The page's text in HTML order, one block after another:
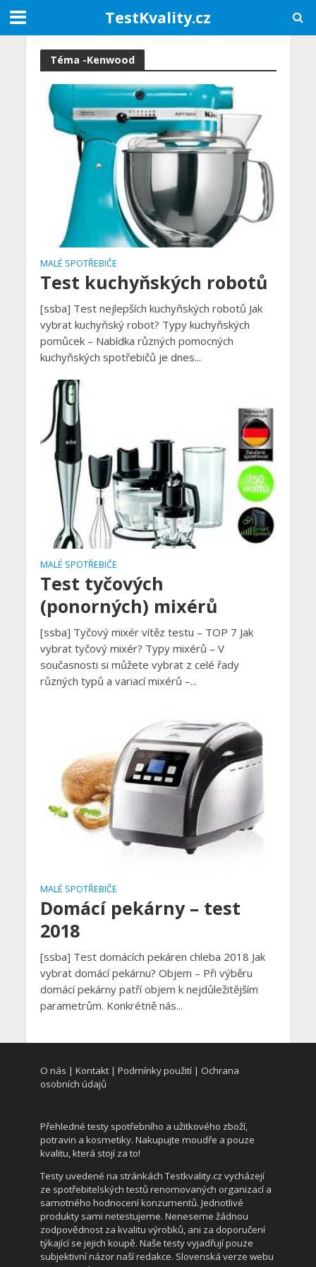
TestKvality.cz
Téma -Kenwood
MALÉ SPOTŘEBIČE
Test kuchyňských robotů
[ssba] Test nejlepších kuchyňských robotů Jak
vybrat kuchyňský robot? Typy kuchyňských
pomůcek – Nabídka různých pomocných
kuchyňských spotřebičů je dnes...
MALÉ SPOTŘEBIČE
Test tyčových
(ponorných) mixérů
[ssba] Tyčový mixér vítěz testu – TOP 7 Jak
vybrat tyčový mixér? Typy mixérů – V
současnosti si můžete vybrat z celé řady
různých typů a variací mixérů –...
MALÉ SPOTŘEBIČE
Domácí pekárny – test
2018
[ssba] Test domácích pekáren chleba 2018 Jak
vybrat domácí pekárnu? Objem – Při výběru
domácí pekárny patří objem k nejdůležitějším
parametrům. Konkrétně nás...
O nás | Kontakt| Podmínky použití| Ochrana
osobních údajů
Přehledné testy spotřebního a užitkového zboží,
potravin a kosmetiky. Nakupujte moudře a pouze
kvalitu, která stojí za to!
Testy uvedené na stránkáchTestkvality.cz vycházejí
ze spotřebitelských testů renomovaných organizací a
samotného hodnocení konzumentů. Jednotlivé
produkty sami netestujeme. Neneseme žádnou
zodpovědnost za kvalitu výrobků, ani za doporučení
týkající se jejich koupě. Naše testy vyjadřují pouze
subjektivní názor naší redakce. Slovenská verze webu